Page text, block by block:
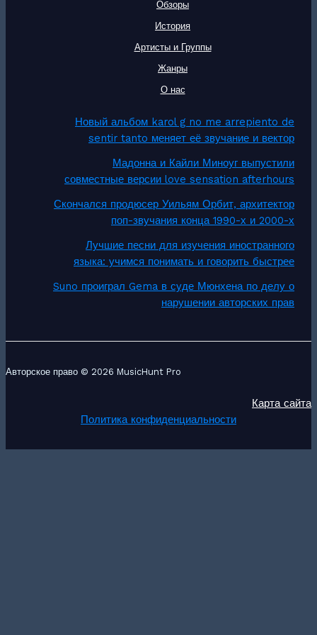
Обзоры
История
Артисты и Группы
Жанры
О нас
Новый альбом karol g no me arrepiento de
sentir tanto меняет её звучание и вектор
Мадонна и Кайли Миноуг выпустили
совместные версии love sensation afterhours
Скончался продюсер Уильям Орбит, архитектор
поп-звучания конца 1990-х и 2000-х
Лучшие песни для изучения иностранного
языка: учимся понимать и говорить быстрее
Suno проиграл Gema в суде Мюнхена по делу о
нарушении авторских прав
Авторское право © 2026 MusicHunt Pro
Карта сайта
Политика конфиденциальности